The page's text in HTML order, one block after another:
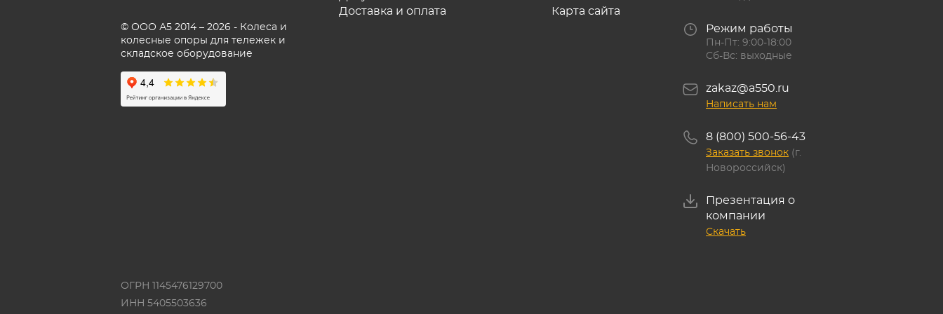
© ООО А5 2014 – 2026 - Колеса и
колесные опоры для тележек и
складское оборудование
Доставка и оплата
Карта сайта
Режим работы
Пн-Пт: 9:00-18:00
Сб-Вс: выходные
zakaz@a550.ru
Написать нам
8 (800) 500-56-43
Заказать звонок (г.
Новороссийск)
Презентация о
компании
Скачать
ОГРН 1145476129700
ИНН 5405503636